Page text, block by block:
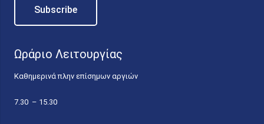
Ωράριο Λειτουργίας
Καθημερινά πλην επίσημων αργιών
7.30 – 15.30